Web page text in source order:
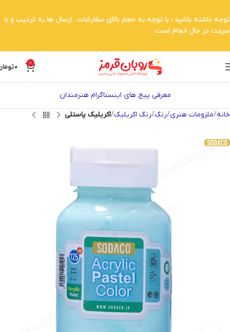
0
0
معرفی پیج های اینستاگرام هنرمندان
خانه ملزومات هنری رنگ رنگ اکریلیک اکریلیک پاستلی
توجه داشته باشید : با توجه به حجم بالای سفارشات . ارسال ها به ترتیب و با
سرعت در حال انجام است.